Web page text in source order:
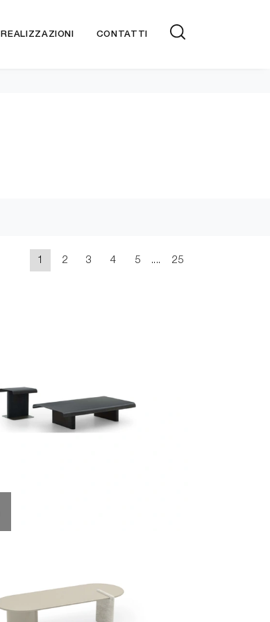
REALIZZAZIONI CONTATTI
1 2 3 4 5 .... 25